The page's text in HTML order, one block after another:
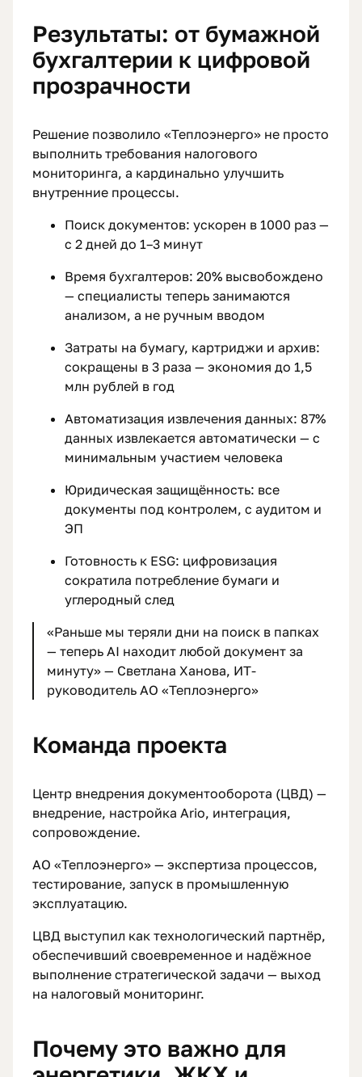
Результаты: от бумажной
бухгалтерии к цифровой
прозрачности
Решение позволило «Теплоэнерго» не просто
выполнить требования налогового
мониторинга, а кардинально улучшить
внутренние процессы.
Поиск документов: ускорен в 1000 раз —
с 2 дней до 1–3 минут
Время бухгалтеров: 20% высвобождено
— специалисты теперь занимаются
анализом, а не ручным вводом
Затраты на бумагу, картриджи и архив:
сокращены в 3 раза — экономия до 1,5
млн рублей в год
Автоматизация извлечения данных: 87%
данных извлекается автоматически — с
минимальным участием человека
Юридическая защищённость: все
документы под контролем, с аудитом и
ЭП
Готовность к ESG: цифровизация
сократила потребление бумаги и
углеродный след
«Раньше мы теряли дни на поиск в папках
— теперь AI находит любой документ за
минуту» — Светлана Ханова, ИТ-
руководитель АО «Теплоэнерго»
Команда проекта
Центр внедрения документооборота (ЦВД) —
внедрение, настройка Ario, интеграция,
сопровождение.
АО «Теплоэнерго» — экспертиза процессов,
тестирование, запуск в промышленную
эксплуатацию.
ЦВД выступил как технологический партнёр,
обеспечивший своевременное и надёжное
выполнение стратегической задачи — выход
на налоговый мониторинг.
Почему это важно для